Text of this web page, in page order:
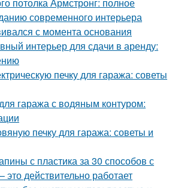
современного интерьера
с момента основания
интерьер для сдачи в аренду:
печку для гаража: советы
гаража с водяным контуром:
печку для гаража: советы и
с пластика за 30 способов с
действительно работает